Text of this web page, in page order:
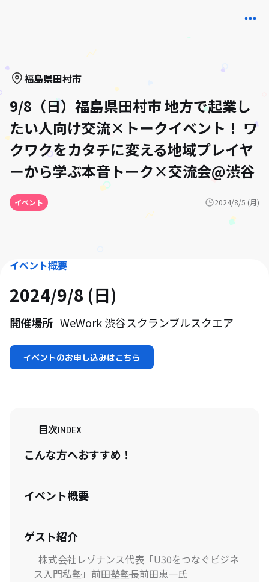
福島県田村市
9/8（日）福島県田村市 地方で起業し
たい人向け交流×トークイベント！ ワ
クワクをカタチに変える地域プレイヤ
ーから学ぶ本音トーク×交流会@渋谷
イベント 2024/8/5 (月)
イベント概要
2024/9/8 (日)
開催場所 WeWork 渋谷スクランブルスクエア
イベントのお申し込みはこちら
目次INDEX
こんな方へおすすめ！
イベント概要
ゲスト紹介
株式会社レゾナンス代表「U30をつなぐビジネ
ス入門私塾」前田塾塾長前田恵一氏